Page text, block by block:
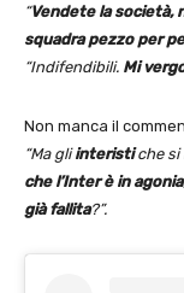
“Vendete la società,
squadra pezzo per
“Indifendibili. Mi
Non manca il
“Ma gliinteristiche si
che l’Inter è in agonia
già fallita?”.